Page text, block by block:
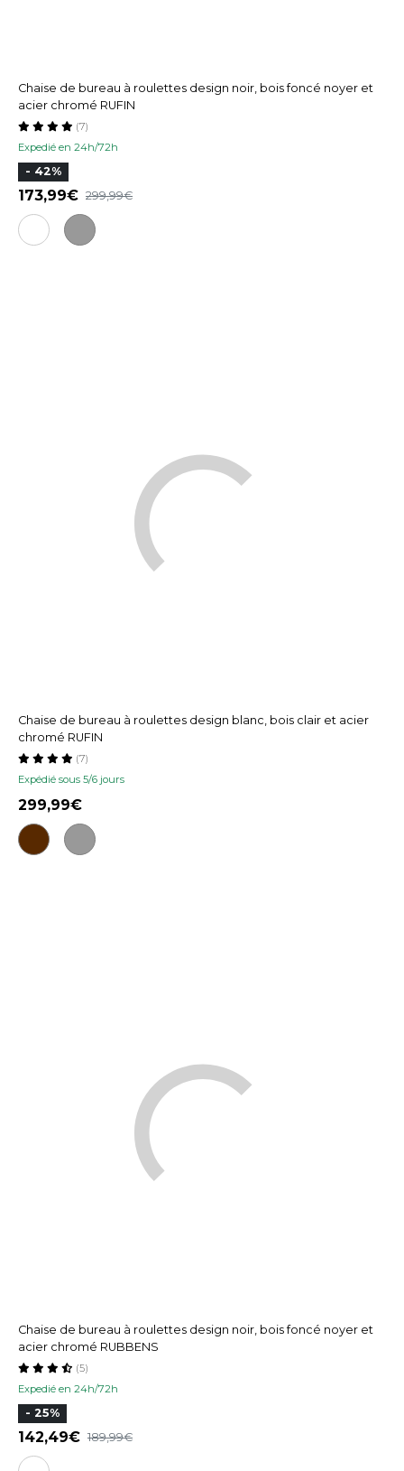
Chaise de bureau à roulettes design noir, bois foncé noyer et
acier chromé RUFIN
Expedié en 24h/72h
(7)
- 42%
173,99 299,99
Chaise de bureau à roulettes design blanc, bois clair et acier
chromé RUFIN
Expédié sous 5/6 jours
(7)
299,99
Chaise de bureau à roulettes design noir, bois foncé noyer et
acier chromé RUBBENS
Expedié en 24h/72h
(5)
- 25%
142,49 189,99